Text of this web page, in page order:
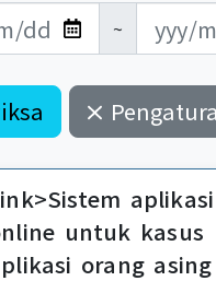
~
aplikasi
untuk kasus
orang asing